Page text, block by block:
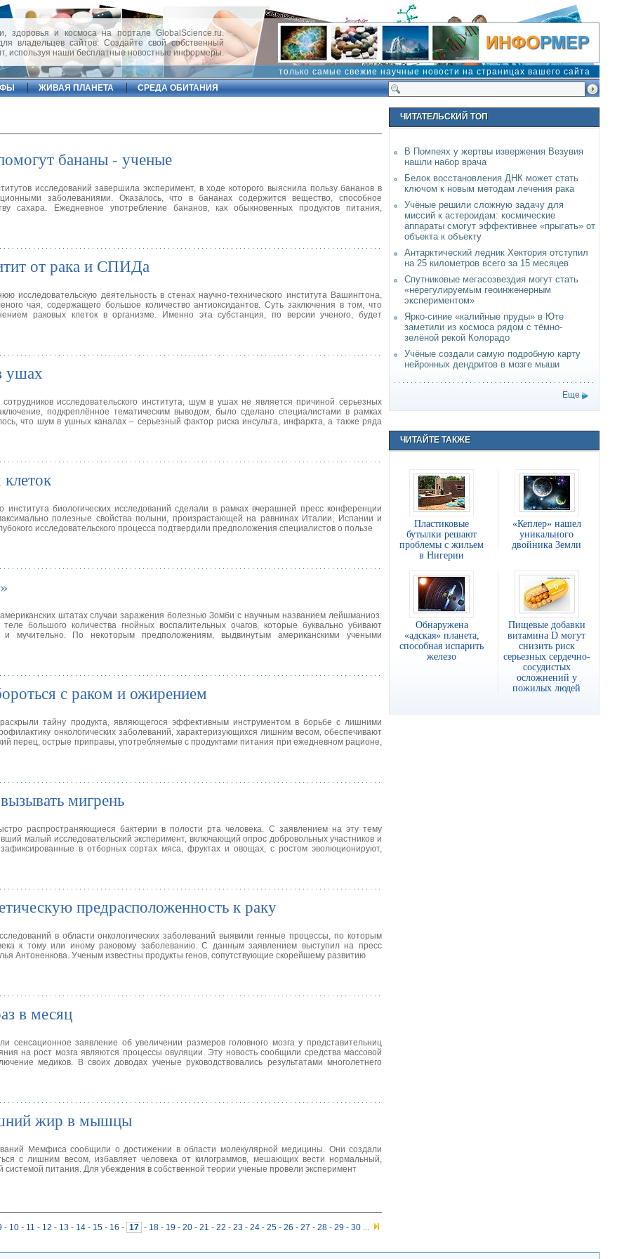
здоровья и космоса на портале GlobalScience.ru.
владельцев сайтов. Создайте свой собственный
используя наши бесплатные новостные информеры.
только самые свежие научные новости на страницах вашего сайта
ЖИВАЯ ПЛАНЕТА СРЕДА ОБИТАНИЯ
бананы - ученые
исследований завершила эксперимент, в ходе которого выяснила пользу бананов в
заболеваниями. Оказалось, что в бананах содержится вещество, способное
сахара. Ежедневное употребление бананов, как обыкновенных продуктов питания,
от рака и СПИДа
исследовательскую деятельность в стенах научно-технического института Вашингтона,
чая, содержащего большое количество антиоксидантов. Суть заключения в том, что
раковых клеток в организме. Именно эта субстанция, по версии ученого, будет
ушах
исследовательского института, шум в ушах не является причиной серьезных
подкреплённое тематическим выводом, было сделано специалистами в рамках
что шум в ушных каналах – серьезный фактор риска инсульта, инфаркта, а также ряда
биологических исследований сделали в рамках вчерашней пресс конференции
полезные свойства полыни, произрастающей на равнинах Италии, Испании и
исследовательского процесса подтвердили предположения специалистов о пользе
штатах случаи заражения болезнью Зомби с научным названием лейшманиоз.
большого количества гнойных воспалительных очагов, которые буквально убивают
мучительно. По некоторым предположениям, выдвинутым американскими учеными
с раком и ожирением
тайну продукта, являющегося эффективным инструментом в борьбе с лишними
онкологических заболеваний, характеризующихся лишним весом, обеспечивают
перец, острые приправы, употребляемые с продуктами питания при ежедневном рационе,
мигрень
распространяющиеся бактерии в полости рта человека. С заявлением на эту тему
малый исследовательский эксперимент, включающий опрос добровольных участников и
в отборных сортах мяса, фруктах и овощах, с ростом эволюционируют,
предрасположенность к раку
в области онкологических заболеваний выявили генные процессы, по которым
к тому или иному раковому заболеванию. С данным заявлением выступил на пресс
Антоненкова. Ученым известны продукты генов, сопутствующие скорейшему развитию
в месяц
сенсационное заявление об увеличении размеров головного мозга у представительниц
на рост мозга являются процессы овуляции. Эту новость сообщили средства массовой
медиков. В своих доводах ученые руководствовались результатами многолетнего
жир в мышцы
Мемфиса сообщили о достижении в области молекулярной медицины. Они создали
с лишним весом, избавляет человека от килограммов, мешающих вести нормальный,
питания. Для убеждения в собственной теории ученые провели эксперимент
- 10 - 11 - 12 - 13 - 14 - 15 - 16 - 17 - 18 - 19 - 20 - 21 - 22 - 23 - 24 - 25 - 26 - 27 - 28 - 29 - 30 ...
ЧИТАТЕЛЬСКИЙ ТОП
В Помпеях у жертвы извержения Везувия
нашли набор врача
Белок восстановления ДНК может стать
ключом к новым методам лечения рака
Учёные решили сложную задачу для
миссий к астероидам: космические
аппараты смогут эффективнее «прыгать» от
объекта к объекту
Антарктический ледник Хектория отступил
на 25 километров всего за 15 месяцев
Спутниковые мегасозвездия могут стать
«нерегулируемым геоинженерным
экспериментом»
Ярко-синие «калийные пруды» в Юте
заметили из космоса рядом с тёмно-
зелёной рекой Колорадо
Учёные создали самую подробную карту
нейронных дендритов в мозге мыши
Еще
ЧИТАЙТЕ ТАКЖЕ
Пластиковые
бутылки решают
проблемы с жильем
в Нигерии
«Кеплер» нашел
уникального
двойника Земли
Обнаружена
«адская» планета,
способная испарить
железо
Пищевые добавки
витамина D могут
снизить риск
серьезных сердечно-
сосудистых
осложнений у
пожилых людей